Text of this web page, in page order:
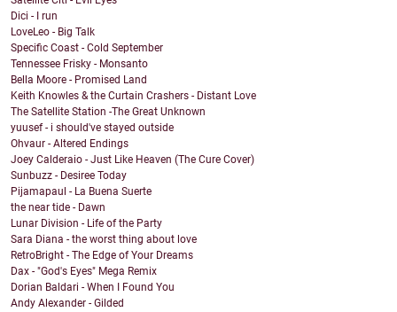
Dici - I run
LoveLeo - Big Talk
Specific Coast - Cold September
Tennessee Frisky - Monsanto
Bella Moore - Promised Land
Keith Knowles & the Curtain Crashers - Distant Love
The Satellite Station -The Great Unknown
yuusef - i should've stayed outside
Ohvaur - Altered Endings
Joey Calderaio - Just Like Heaven (The Cure Cover)
Sunbuzz - Desiree Today
Pijamapaul - La Buena Suerte
the near tide - Dawn
Lunar Division - Life of the Party
Sara Diana - the worst thing about love
RetroBright - The Edge of Your Dreams
Dax - "God's Eyes" Mega Remix
Dorian Baldari - When I Found You
Andy Alexander - Gilded